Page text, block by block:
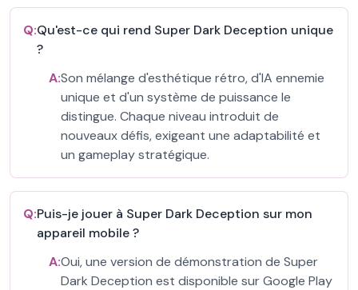
Q:Qu'est-ce qui rend Super Dark Deception unique
?
A:Son mélange d'esthétique rétro, d'IA ennemie
unique et d'un système de puissance le
distingue. Chaque niveau introduit de
nouveaux défis, exigeant une adaptabilité et
un gameplay stratégique.
Q:Puis-je jouer à Super Dark Deception sur mon
appareil mobile ?
A:Oui, une version de démonstration de Super
Dark Deception est disponible sur Google Play